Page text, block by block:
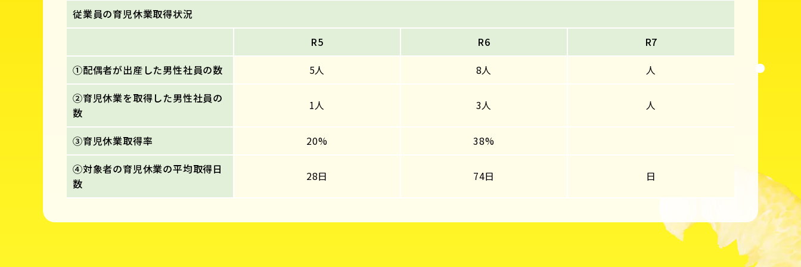
従業員の育児休業取得状況
R5
R6
R7
①配偶者が出産した男性社員の数
5人 8人
人
②育児休業を取得した男性社員の
数
1人 3人 人
③育児休業取得率 20%
38%
④対象者の育児休業の平均取得日
数
28日 74日 日